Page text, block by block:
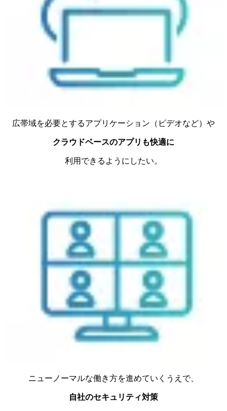
広帯域を必要とするアプリケーション（ビデオなど）や
クラウドベースのアプリも快適に
利用できるようにしたい。
ニューノーマルな働き方を進めていくうえで、
自社のセキュリティ対策